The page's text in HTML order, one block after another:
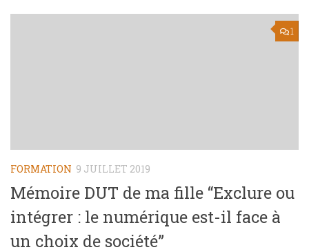
1
FORMATION 9 JUILLET 2019
Mémoire DUT de ma fille “Exclure ou
intégrer : le numérique est-il face à
un choix de société”